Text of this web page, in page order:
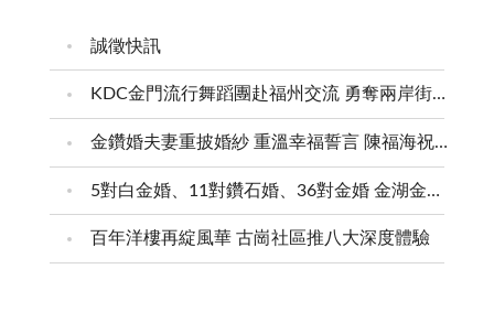
誠徵快訊
KDC金門流行舞蹈團赴福州交流 勇奪兩岸街舞賽三等獎
金鑽婚夫妻重披婚紗 重溫幸福誓言 陳福海祝福牽手半世紀 情深相守成典範
5對白金婚、11對鑽石婚、36對金婚 金湖金沙夫妻共享榮耀時刻 陳福海表揚金鑽婚夫妻 向半世紀相守家庭典範致敬
百年洋樓再綻風華 古崗社區推八大深度體驗